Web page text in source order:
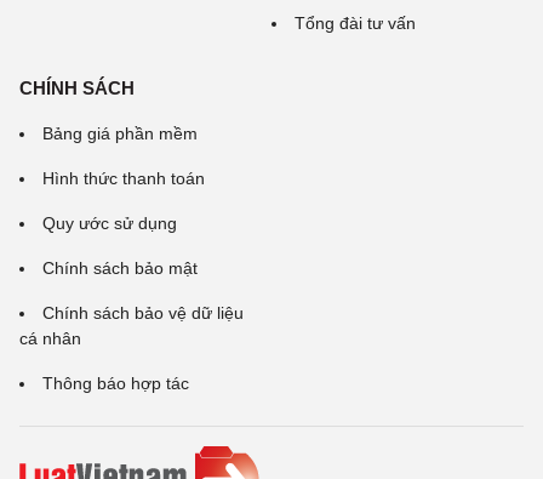
Tổng đài tư vấn
CHÍNH SÁCH
Bảng giá phần mềm
Hình thức thanh toán
Quy ước sử dụng
Chính sách bảo mật
Chính sách bảo vệ dữ liệu
cá nhân
Thông báo hợp tác